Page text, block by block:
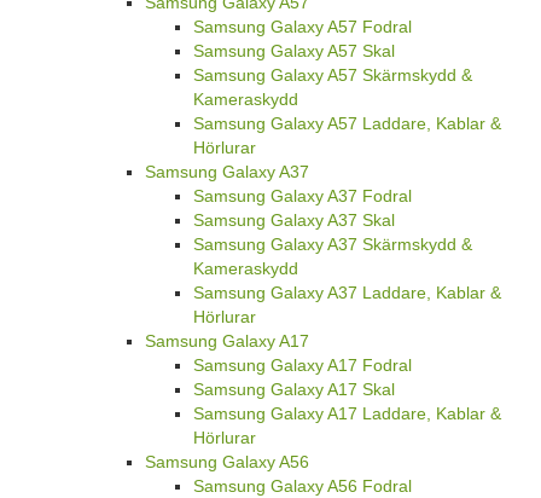
Samsung Galaxy A57 Fodral
Samsung Galaxy A57 Skal
Samsung Galaxy A57 Skärmskydd &
Kameraskydd
Samsung Galaxy A57 Laddare, Kablar &
Hörlurar
Samsung Galaxy A37
Samsung Galaxy A37 Fodral
Samsung Galaxy A37 Skal
Samsung Galaxy A37 Skärmskydd &
Kameraskydd
Samsung Galaxy A37 Laddare, Kablar &
Hörlurar
Samsung Galaxy A17
Samsung Galaxy A17 Fodral
Samsung Galaxy A17 Skal
Samsung Galaxy A17 Laddare, Kablar &
Hörlurar
Samsung Galaxy A56
Samsung Galaxy A56 Fodral